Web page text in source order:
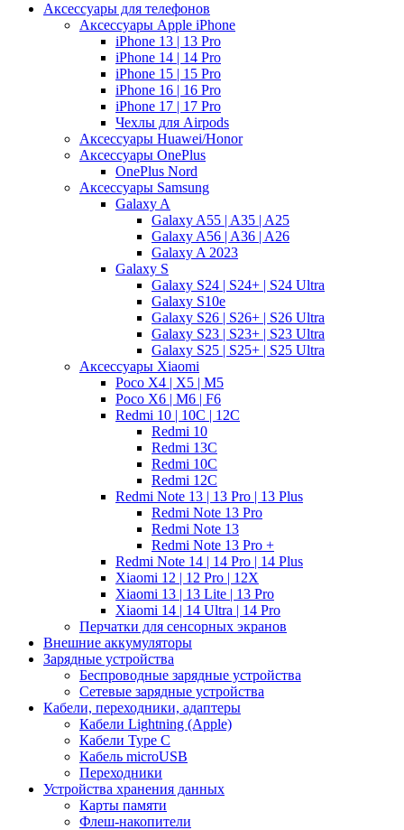
Аксессуары для телефонов
Аксессуары Apple iPhone
iPhone 13 | 13 Pro
iPhone 14 | 14 Pro
iPhone 15 | 15 Pro
iPhone 16 | 16 Pro
iPhone 17 | 17 Pro
Чехлы для Airpods
Аксессуары Huawei/Honor
Аксессуары OnePlus
OnePlus Nord
Аксессуары Samsung
Galaxy A
Galaxy A55 | A35 | A25
Galaxy A56 | A36 | A26
Galaxy A 2023
Galaxy S
Galaxy S24 | S24+ | S24 Ultra
Galaxy S10e
Galaxy S26 | S26+ | S26 Ultra
Galaxy S23 | S23+ | S23 Ultra
Galaxy S25 | S25+ | S25 Ultra
Аксессуары Xiaomi
Poco X4 | X5 | M5
Poco X6 | M6 | F6
Redmi 10 | 10C | 12C
Redmi 10
Redmi 13C
Redmi 10C
Redmi 12C
Redmi Note 13 | 13 Pro | 13 Plus
Redmi Note 13 Pro
Redmi Note 13
Redmi Note 13 Pro +
Redmi Note 14 | 14 Pro | 14 Plus
Xiaomi 12 | 12 Pro | 12X
Xiaomi 13 | 13 Lite | 13 Pro
Xiaomi 14 | 14 Ultra | 14 Pro
Перчатки для сенсорных экранов
Внешние аккумуляторы
Зарядные устройства
Беспроводные зарядные устройства
Сетевые зарядные устройства
Кабели, переходники, адаптеры
Кабели Lightning (Apple)
Кабели Type C
Кабель microUSB
Переходники
Устройства хранения данных
Карты памяти
Флеш-накопители